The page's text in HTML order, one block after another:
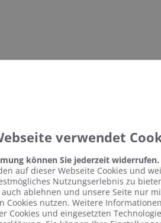
verwendet
können Sie jederzeit widerrufen.
auf dieser Webseite Cookies und
Nutzungserlebnis zu
auch ablehnen und unsere Seite nur
Cookies nutzen. Weitere
Cookies und eingesetzten